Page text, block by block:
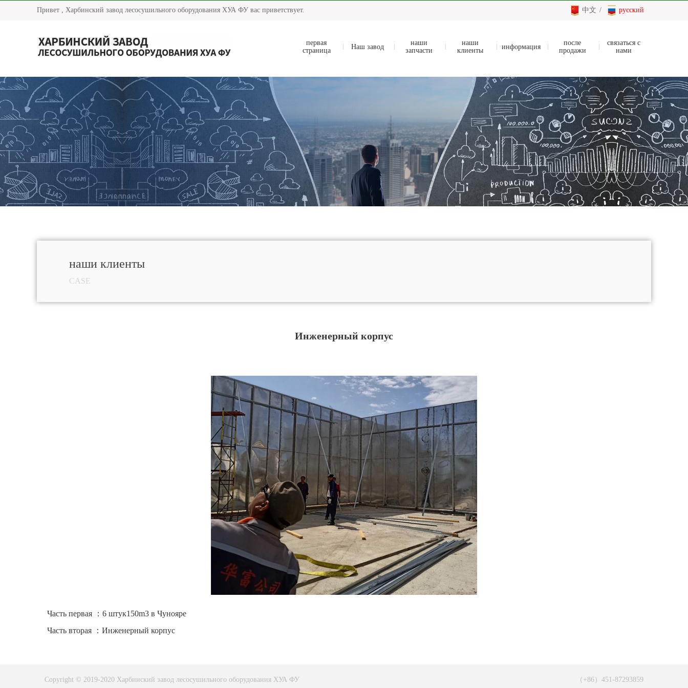
Привет , Харбинский завод лесосушильного оборудования ХУА ФУ вас приветствует. 中文 / русский
первая
страница
Наш завод
наши
запчасти
наши
клиенты
информация
после
продажи
связаться с
нами
наши клиенты
CASE
Инженерный корпус
Часть первая ：6 штук150m3 в Чунояре
Часть вторая ：Инженерный корпус
Copyright © 2019-2020 Харбинский завод лесосушильного оборудования ХУА ФУ （+86）451-87293859